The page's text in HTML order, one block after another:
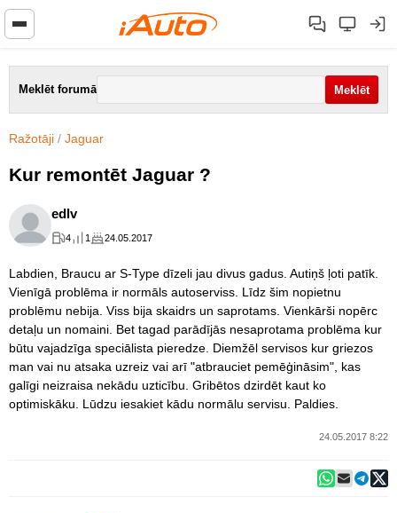
Meklēt forumā
Ražotāji / Jaguar
Kur remontēt Jaguar ?
edlv
4 1 24.05.2017
Labdien, Braucu ar S-Type dīzeli jau divus gadus. Autiņš ļoti patīk.
Vienīgā problēma ir normāls autoserviss. Līdz šim nopietnu
problēmu nebija. Viss bija skaidrs un saprotams. Vienkārši nopērc
detaļu un nomaini. Bet tagad parādījās nesaprotama problēma kur
būtu vajadzīga speciālista pieredze. Diemžēl servisos kur griezos
man vai nu atsaka uzreiz vai arī "atbrauciet pemēģināsim", kas
galīgi neizraisa nekādu uzticību. Gribētos dzirdēt kaut ko
optimiskāku. Lūdzu iesakiet kādu normālu servisu. Paldies.
24.05.2017 8:22